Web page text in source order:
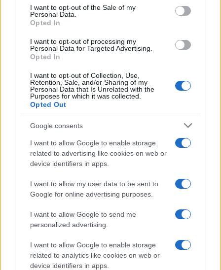
consent section.
I want to opt-out of the Sale of my
Personal Data.
Opted In
I want to opt-out of processing my
Personal Data for Targeted Advertising.
Opted In
I want to opt-out of Collection, Use,
Retention, Sale, and/or Sharing of my
Personal Data that Is Unrelated with the
Purposes for which it was collected.
Opted Out
Google consents
I want to allow Google to enable storage
related to advertising like cookies on web or
device identifiers in apps.
I want to allow my user data to be sent to
Google for online advertising purposes.
I want to allow Google to send me
personalized advertising.
I want to allow Google to enable storage
related to analytics like cookies on web or
device identifiers in apps.